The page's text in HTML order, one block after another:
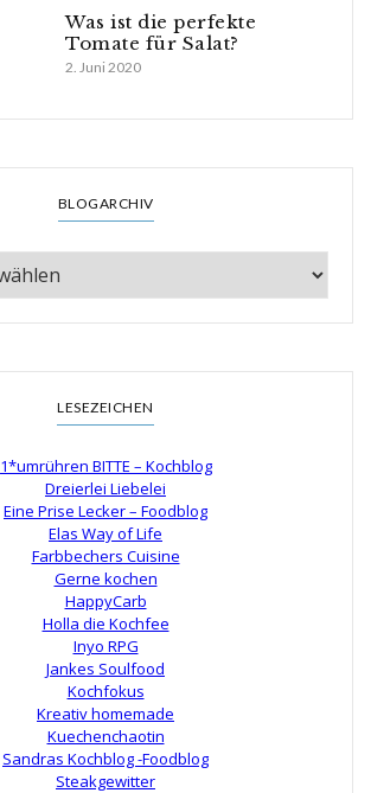
Was ist die perfekte
Tomate für Salat?
2. Juni 2020
BLOGARCHIV
LESEZEICHEN
1*umrühren BITTE – Kochblog
Dreierlei Liebelei
Eine Prise Lecker – Foodblog
Elas Way of Life
Farbbechers Cuisine
Gerne kochen
HappyCarb
Holla die Kochfee
Inyo RPG
Jankes Soulfood
Kochfokus
Kreativ homemade
Kuechenchaotin
Sandras Kochblog -Foodblog
Steakgewitter